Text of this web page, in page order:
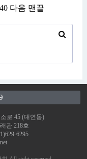
다음 맨끝
로 45 (대연동)
관 218호
6295